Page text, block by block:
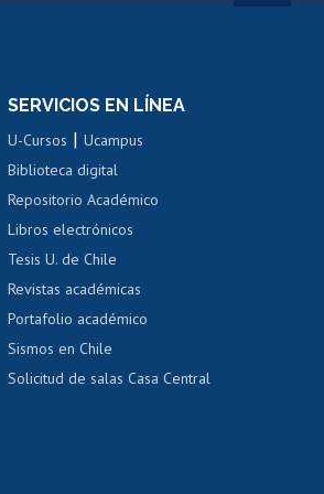
Cursos de español
Denuncias administrativas
SERVICIOS EN LÍNEA
U-Cursos |Ucampus
Biblioteca digital
Repositorio Académico
Libros electrónicos
Tesis U. de Chile
Revistas académicas
Portafolio académico
Sismos en Chile
Solicitud de salas Casa Central